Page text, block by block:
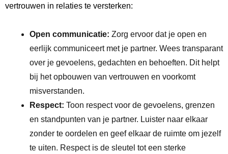
vertrouwen in relaties te versterken:
Open communicatie: ‍Zorg‍ ervoor dat je​ open en
eerlijk​ communiceert met ⁣je partner. Wees transparant
over je gevoelens, gedachten en behoeften. Dit helpt
bij ⁣het opbouwen van vertrouwen en voorkomt
misverstanden.
Respect: Toon respect voor de gevoelens, grenzen
en standpunten van je partner. Luister ‍naar elkaar
zonder te oordelen en geef elkaar de ruimte om jezelf
te uiten. Respect is de sleutel tot een ⁤sterke ​